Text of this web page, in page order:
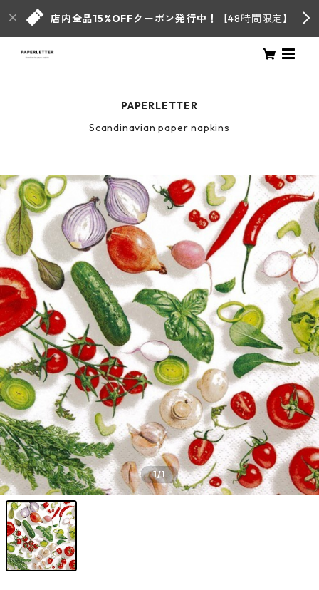
店内全品15%OFFクーポン発行中！ 【48時間限定】
PAPERLETTER
Scandinavian paper napkins
1/1